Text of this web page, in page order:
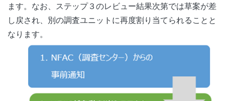
ます。なお、ステップ３のレビュー結果次第では草案が差
し戻され、別の調査ユニットに再度割り当てられることと
なります。